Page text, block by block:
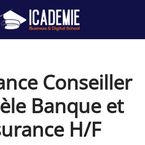
Conseiller
Banque et
H/F